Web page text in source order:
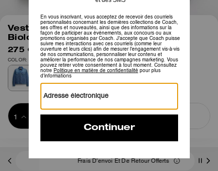
1/6
Veste Trucker Signature En Coton
Biologique
275 € 550 €
COLOR: Bleu Signature
Ajouter au
Frais D'envoi Et De Retour Offerts